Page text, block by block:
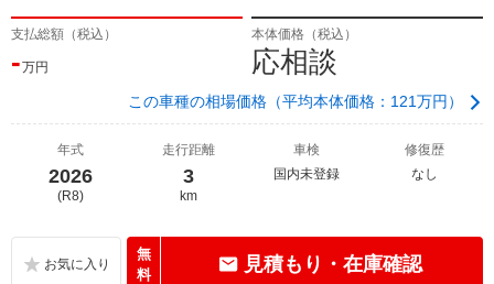
支払総額（税込）
-万円
本体価格（税込）
応相談
この車種の相場価格（平均本体価格：121万円）
年式
2026
(R8)
走行距離
3
km
車検
国内未登録
修復歴
なし
無
料
見積もり・在庫確認